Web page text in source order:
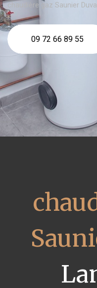
chaudière gaz Saunier
09 72 66 89 55